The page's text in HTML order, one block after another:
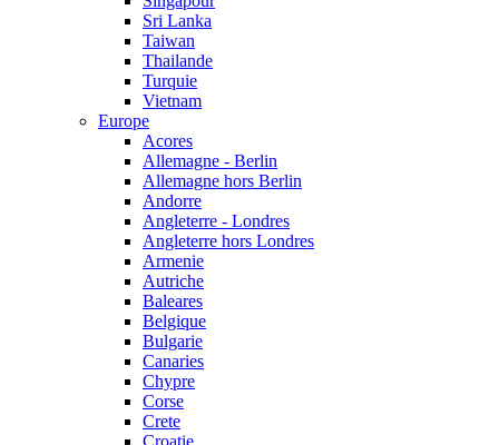
Sri Lanka
Taiwan
Thailande
Turquie
Vietnam
Europe
Acores
Allemagne - Berlin
Allemagne hors Berlin
Andorre
Angleterre - Londres
Angleterre hors Londres
Armenie
Autriche
Baleares
Belgique
Bulgarie
Canaries
Chypre
Corse
Crete
Croatie